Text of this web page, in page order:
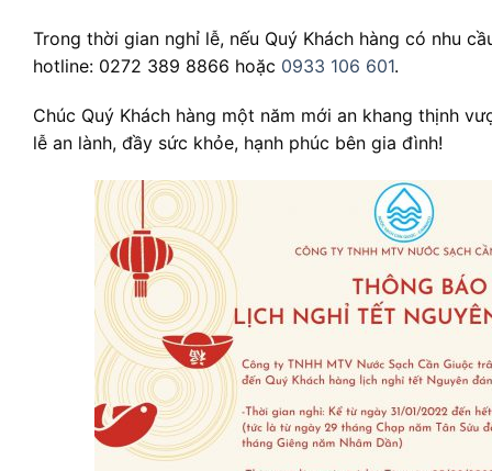
Trong thời gian nghỉ lễ, nếu Quý Khách hàng có nhu
hotline: 0272 389 8866 hoặc 0933 106 601.
Chúc Quý Khách hàng một năm mới an khang thịnh
lễ an lành, đầy sức khỏe, hạnh phúc bên gia đình!